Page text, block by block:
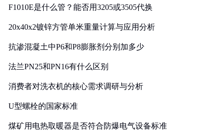
F1010E是什么管？能否用3205或3505代换
20x40x2镀锌方管单米重量计算与应用分析
抗渗混凝土中P6和P8膨胀剂分别加多少
法兰PN25和PN16有什么区别
消费者对洗衣机的核心需求调研与分析
U型螺栓的国家标准
煤矿用电热取暖器是否符合防爆电气设备标准